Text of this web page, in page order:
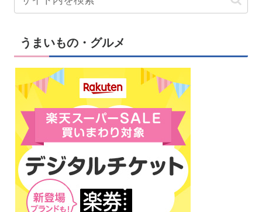
うまいもの・グルメ